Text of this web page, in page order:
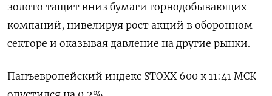
золото тащит вниз бумаги горнодобывающих
компаний, ⁠нивелируя рост ​акций в ⁠оборонном
секторе и оказывая давление ⁠на другие рынки.
Панъевропейский индекс ‌STOXX 600 ‍к 11:41 ‌МСК